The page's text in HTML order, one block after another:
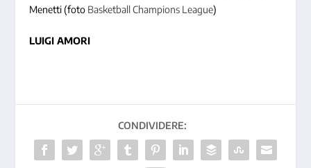
Menetti (foto Basketball Champions League)
LUIGI AMORI
CONDIVIDERE: